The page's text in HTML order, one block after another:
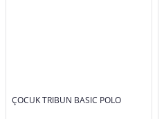
ÇOCUK TRIBUN BASIC POLO